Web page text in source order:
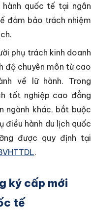
quốc tế tại ngân
đảm bảo trách nhiệm
phụ trách kinh doanh
độ chuyên môn từ cao
về lữ hành. Trong
tốt nghiệp cao đẳng
ngành khác, bắt buộc
điều hành du lịch quốc
được quy định tại
.
ký cấp mới
tế